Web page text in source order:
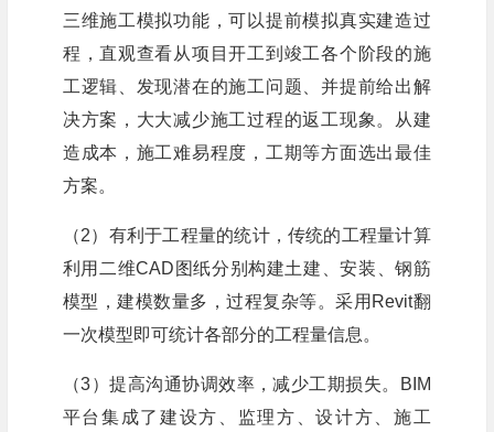
三维施工模拟功能，可以提前模拟真实建造过
程，直观查看从项目开工到竣工各个阶段的施
工逻辑、发现潜在的施工问题、并提前给出解
决方案，大大减少施工过程的返工现象。从建
造成本，施工难易程度，工期等方面选出最佳
方案。
（2）有利于工程量的统计，传统的工程量计算
利用二维CAD图纸分别构建土建、安装、钢筋
模型，建模数量多，过程复杂等。采用Revit翻
一次模型即可统计各部分的工程量信息。
（3）提高沟通协调效率，减少工期损失。BIM
平台集成了建设方、监理方、设计方、施工